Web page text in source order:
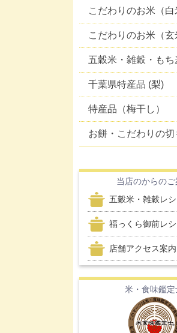
こだわりのお米（白
こだわりのお米（玄
五穀米・雑穀・もち
千葉県特産品 (梨)
特産品（梅干し）
お餅・こだわりの切
当店のからのご
五穀米・雑穀レ
福っくら御前レ
店舗アクセス案内
米・食味鑑定